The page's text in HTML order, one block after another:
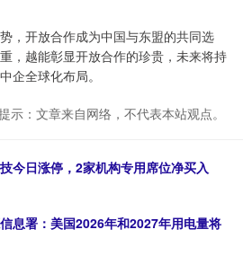
开放合作成为中国与东盟的共同选
，越能彰显开放合作的珍贵，未来将持
企全球化布局。
示：文章来自网络，不代表本站观点。
今日涨停，2家机构专用席位净买入
息署：美国2026年和2027年用电量将